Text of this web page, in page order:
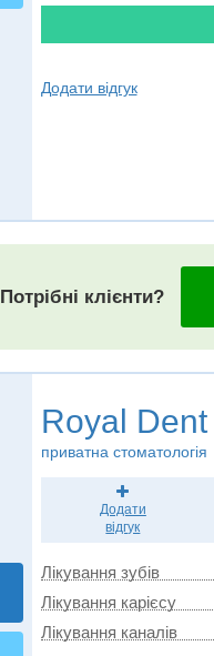
Додати відгук
Потрібні клієнти?
Royal Dent
приватна стоматологія
Додати
відгук
Лікування зубів
Лікування карієсу
Лікування каналів